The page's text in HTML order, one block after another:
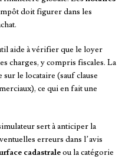
doit figurer dans les
aide à vérifier que le loyer
charges, y compris fiscales. La
sur le locataire (sauf clause
ce qui en fait une
sert à anticiper la
erreurs dans l’avis
cadastraleou la catégorie